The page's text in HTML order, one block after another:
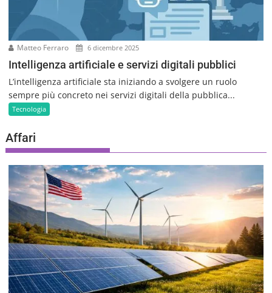
Matteo Ferraro 6 dicembre 2025
Intelligenza artificiale e servizi digitali pubblici
L’intelligenza artificiale sta iniziando a svolgere un ruolo
sempre più concreto nei servizi digitali della pubblica...
Tecnologia
Affari